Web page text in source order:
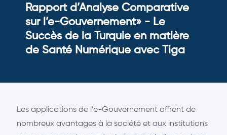
Rapport d’Analyse Comparative
sur l’e-Gouvernement» - Le
Succès de la Turquie en matière
de Santé Numérique avec Tiga
Les applications de l’e-Gouvernement offrent de
nombreux avantages à la société et aux institutions